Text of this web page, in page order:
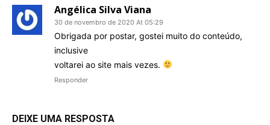
Angélica Silva Viana
30 de novembro de 2020 At 05:29
Obrigada por postar, gostei muito do conteúdo,
inclusive
voltarei ao site mais vezes.
Responder
DEIXE UMA RESPOSTA